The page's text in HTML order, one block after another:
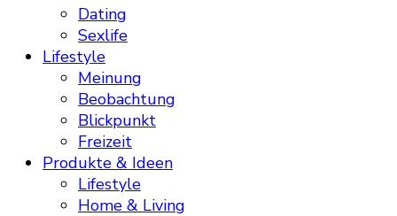
Dating
Sexlife
Lifestyle
Meinung
Beobachtung
Blickpunkt
Freizeit
Produkte & Ideen
Lifestyle
Home & Living